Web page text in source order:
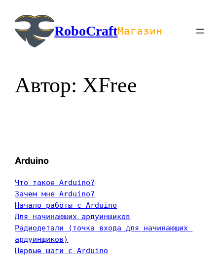
содержимомуRoboCraftМагазин
Автор: XFree
Arduino
Что такое Arduino?
Зачем мне Arduino?
Начало работы с Arduino
Для начинающих ардуинщиков
Радиодетали (точка входа для начинающих
ардуинщиков)
Первые шаги с Arduino